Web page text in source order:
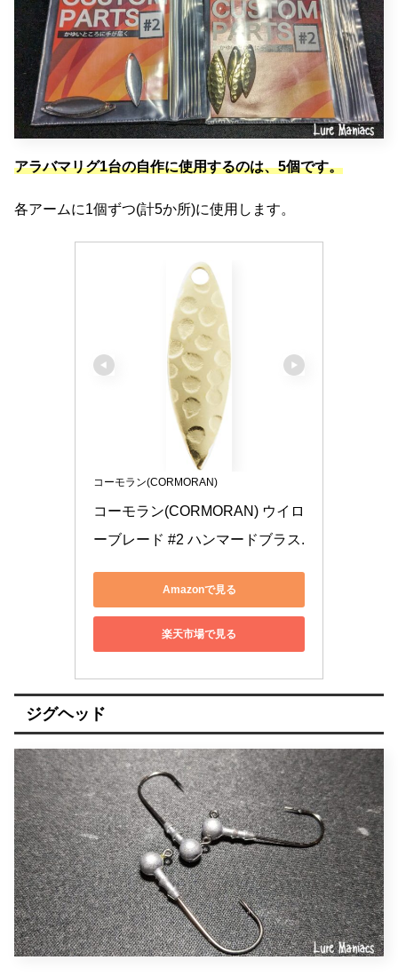
アラバマリグ1台の自作に使用するのは、5個です。
各アームに1個ずつ(計5か所)に使用します。
コーモラン(CORMORAN)
コーモラン(CORMORAN) ウイロ
ーブレード #2 ハンマードブラス.
Amazonで見る
楽天市場で見る
ジグヘッド